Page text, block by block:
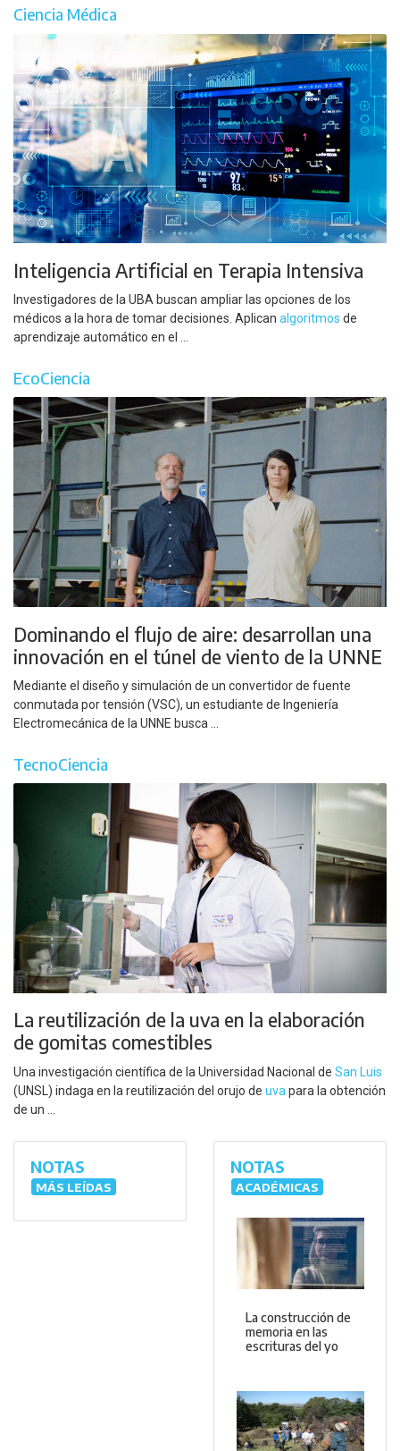
Ciencia Médica
Inteligencia Artificial en Terapia Intensiva
Investigadores de la UBA buscan ampliar las opciones de los
médicos a la hora de tomar decisiones. Aplican algoritmos de
aprendizaje automático en el ...
EcoCiencia
Dominando el flujo de aire: desarrollan una
innovación en el túnel de viento de la UNNE
Mediante el diseño y simulación de un convertidor de fuente
conmutada por tensión (VSC), un estudiante de Ingeniería
Electromecánica de la UNNE busca ...
TecnoCiencia
La reutilización de la uva en la elaboración
de gomitas comestibles
Una investigación científica de la Universidad Nacional de San Luis
(UNSL) indaga en la reutilización del orujo de uva para la obtención
de un ...
NOTAS
MÁS LEÍDAS
NOTAS
ACADÉMICAS
La construcción de
memoria en las
escrituras del yo